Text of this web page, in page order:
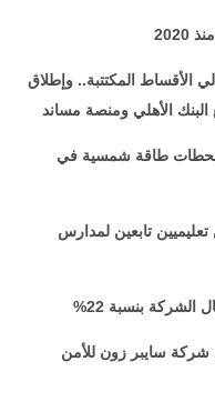
ريال إجمالي الأقساط المكتتبة.. وإطلاق
باور تُعلن بدء التشغيل التجاري لـ 3 محطات طاقة شمسية في
تعليميين تابعين لمدارس
بنسبة 22%
شركة سايبر زون للأمن